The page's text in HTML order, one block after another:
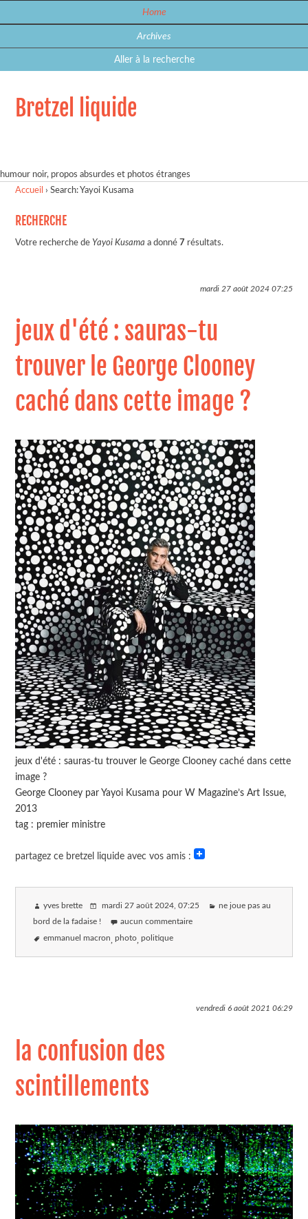
Home
Archives
Aller à la recherche
Bretzel liquide
humour noir, propos absurdes et photos étranges
Accueil ›Search: Yayoi Kusama
RECHERCHE
Votre recherche de Yayoi Kusama a donné 7 résultats.
mardi 27 août 202407:25
jeux d'été : sauras-tu
trouver le George Clooney
caché dans cette image ?
jeux d'été : sauras-tu trouver le George Clooney caché dans cette
image ?
George Clooney par Yayoi Kusama pour W Magazine’s Art Issue,
2013
tag : premier ministre
partagez ce bretzel liquide avec vos amis :
yves brette mardi 27 août 2024 , 07:25 ne joue pas au
bord de la fadaise ! aucun commentaire
emmanuel macron photo politique
vendredi 6 août 2021 06:29
la confusion des
scintillements